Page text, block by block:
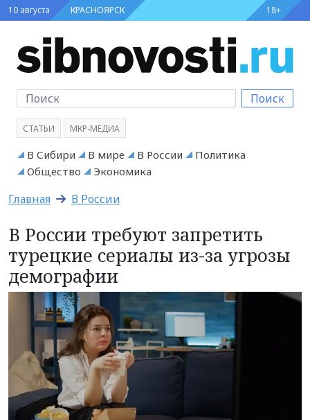
10 августа КРАСНОЯРСК 18+
Поиск
СТАТЬИ МКР-МЕДИА
В Сибири В мире В России
Политика
Общество
Экономика
Главная В России
В России требуют запретить
турецкие сериалы из-за угрозы
демографии